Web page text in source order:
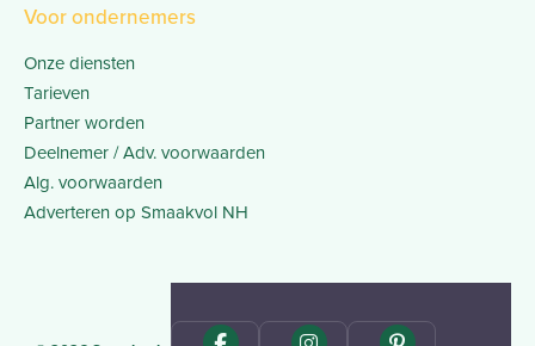
Voor ondernemers
Onze diensten
Tarieven
Partner worden
Deelnemer / Adv. voorwaarden
Alg. voorwaarden
Adverteren op Smaakvol NH